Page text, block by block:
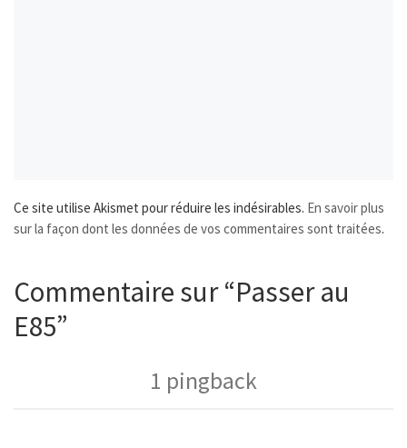
Ce site utilise Akismet pour réduire les indésirables. En savoir plus
sur la façon dont les données de vos commentaires sont traitées.
Commentaire sur “Passer au
E85”
1 pingback